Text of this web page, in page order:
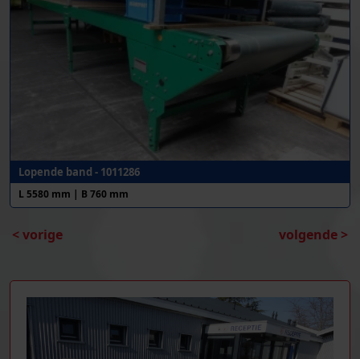
Lopende band - 1011286
L 5580 mm | B 760 mm
< vorige volgende >